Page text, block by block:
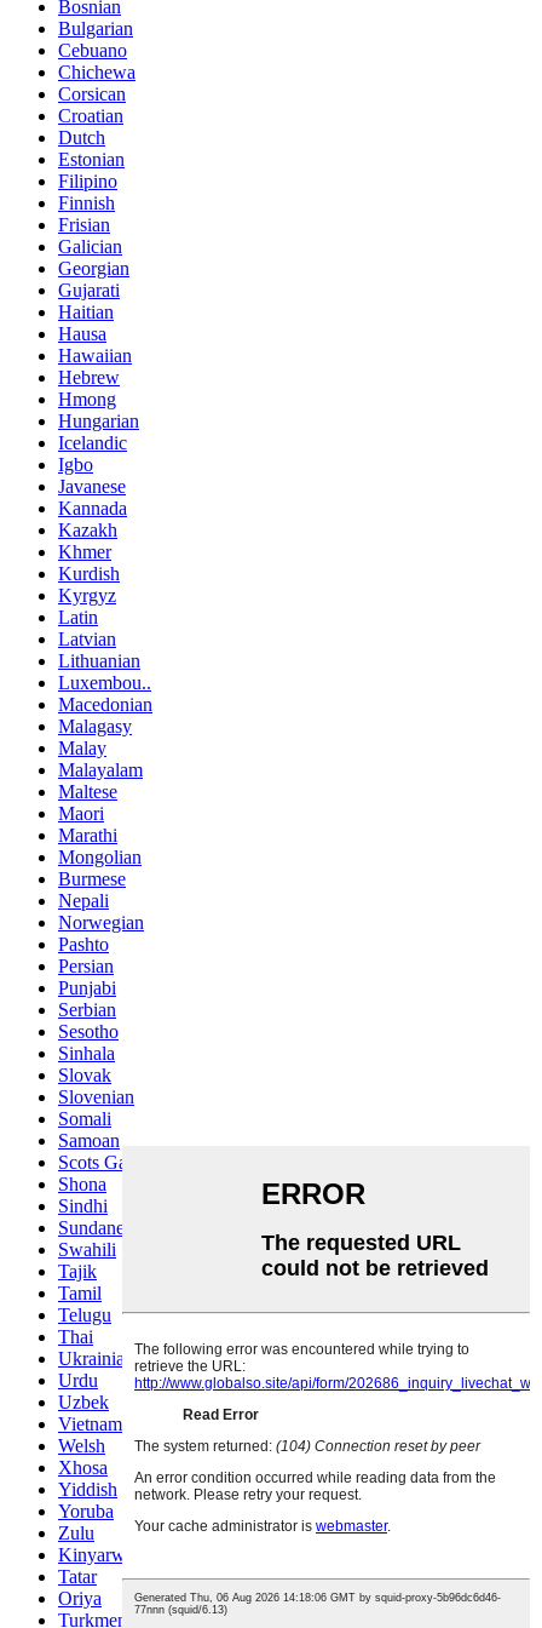
Bosnian
Bulgarian
Cebuano
Chichewa
Corsican
Croatian
Dutch
Estonian
Filipino
Finnish
Frisian
Galician
Georgian
Gujarati
Haitian
Hausa
Hawaiian
Hebrew
Hmong
Hungarian
Icelandic
Igbo
Javanese
Kannada
Kazakh
Khmer
Kurdish
Kyrgyz
Latin
Latvian
Lithuanian
Luxembou..
Macedonian
Malagasy
Malay
Malayalam
Maltese
Maori
Marathi
Mongolian
Burmese
Nepali
Norwegian
Pashto
Persian
Punjabi
Serbian
Sesotho
Sinhala
Slovak
Slovenian
Somali
Samoan
Scots Gaelic
Shona
Sindhi
Sundanese
Swahili
Tajik
Tamil
Telugu
Thai
Ukrainian
Urdu
Uzbek
Vietnamese
Welsh
Xhosa
Yiddish
Yoruba
Zulu
Kinyarwanda
Tatar
Oriya
Turkmen